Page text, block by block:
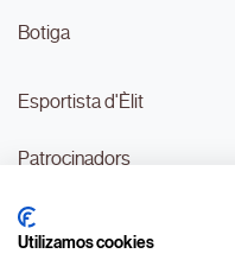
Utilizamos cookies
Botiga
Esportista d'Èlit
Patrocinadors
Transparència